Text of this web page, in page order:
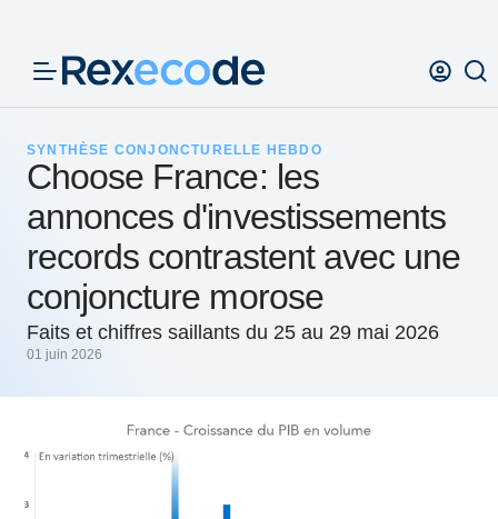
SYNTHÈSE CONJONCTURELLE HEBDO
Choose France: les
annonces d'investissements
records contrastent avec une
conjoncture morose
Faits et chiffres saillants du 25 au 29 mai 2026
01 juin 2026